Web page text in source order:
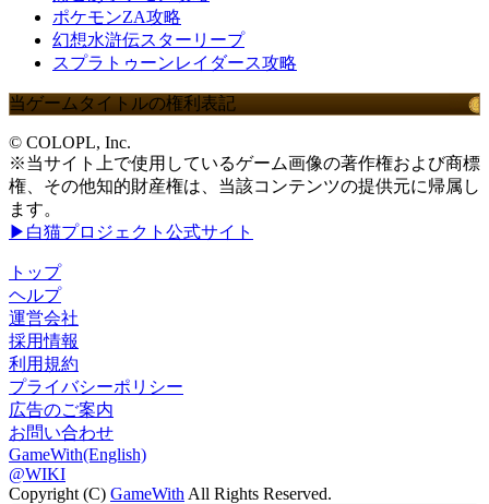
ポケモンZA攻略
幻想水滸伝スターリープ
スプラトゥーンレイダース攻略
当ゲームタイトルの権利表記
© COLOPL, Inc.
※当サイト上で使用しているゲーム画像の著作権および商標
権、その他知的財産権は、当該コンテンツの提供元に帰属し
ます。
▶白猫プロジェクト公式サイト
トップ
ヘルプ
運営会社
採用情報
利用規約
プライバシーポリシー
広告のご案内
お問い合わせ
GameWith(English)
@WIKI
Copyright (C) GameWith All Rights Reserved.